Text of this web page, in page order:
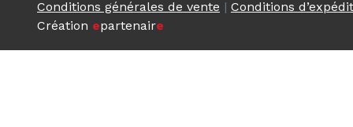
Conditions générales de vente | Conditions
Création epartenaire